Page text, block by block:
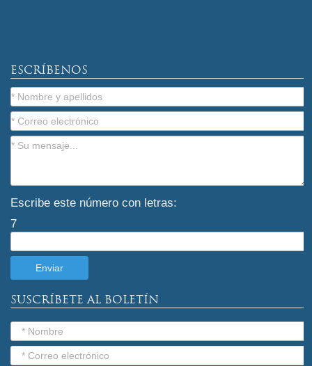
ESCRÍBENOS
Escribe este número con letras:
7
SUSCRÍBETE AL BOLETÍN